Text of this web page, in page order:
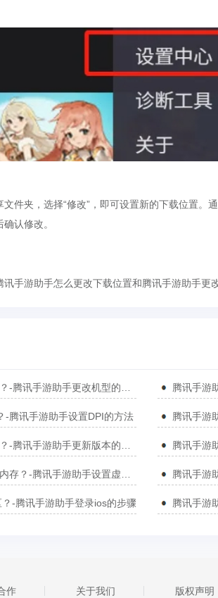
件夹，选择“修改”，即可设置新的下载位置。
认修改。
手游助手怎么更改下载位置和腾讯手游助手更
-腾讯手游助手设置DPI的方法
-腾讯手游助手登录ios的步骤
作 关于我们 版权声明